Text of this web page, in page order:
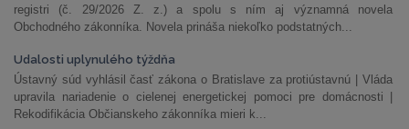
registri (č. 29/2026 Z. z.) a spolu s ním aj významná novela
Obchodného zákonníka. Novela prináša niekoľko podstatných...
Udalosti uplynulého týždňa
Ústavný súd vyhlásil časť zákona o Bratislave za protiústavnú | Vláda
upravila nariadenie o cielenej energetickej pomoci pre domácnosti |
Rekodifikácia Občianskeho zákonníka mieri k...